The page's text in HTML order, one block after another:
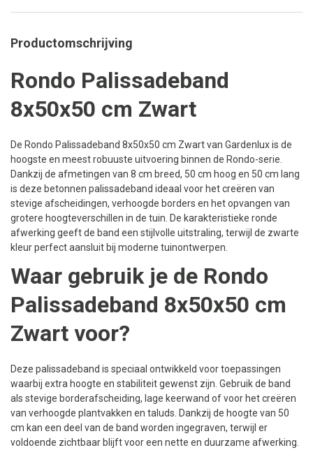
Productomschrijving
Rondo Palissadeband
8x50x50 cm Zwart
De Rondo Palissadeband 8x50x50 cm Zwart van Gardenlux is de
hoogste en meest robuuste uitvoering binnen de Rondo-serie.
Dankzij de afmetingen van 8 cm breed, 50 cm hoog en 50 cm lang
is deze betonnen palissadeband ideaal voor het creëren van
stevige afscheidingen, verhoogde borders en het opvangen van
grotere hoogteverschillen in de tuin. De karakteristieke ronde
afwerking geeft de band een stijlvolle uitstraling, terwijl de zwarte
kleur perfect aansluit bij moderne tuinontwerpen.
Waar gebruik je de Rondo
Palissadeband 8x50x50 cm
Zwart voor?
Deze palissadeband is speciaal ontwikkeld voor toepassingen
waarbij extra hoogte en stabiliteit gewenst zijn. Gebruik de band
als stevige borderafscheiding, lage keerwand of voor het creëren
van verhoogde plantvakken en taluds. Dankzij de hoogte van 50
cm kan een deel van de band worden ingegraven, terwijl er
voldoende zichtbaar blijft voor een nette en duurzame afwerking.